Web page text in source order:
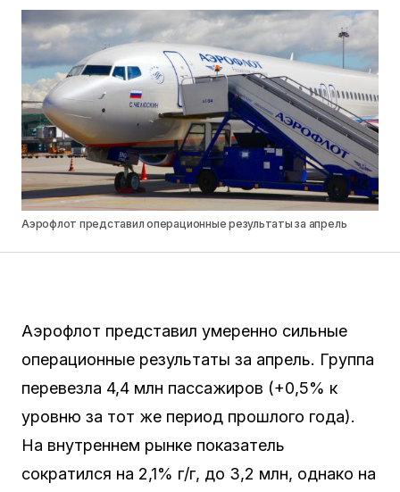
Аэрофлот представил операционные результаты за апрель
Аэрофлот представил умеренно сильные
операционные результаты за апрель. Группа
перевезла 4,4 млн пассажиров (+0,5% к
уровню за тот же период прошлого года).
На внутреннем рынке показатель
сократился на 2,1% г/г, до 3,2 млн, однако на